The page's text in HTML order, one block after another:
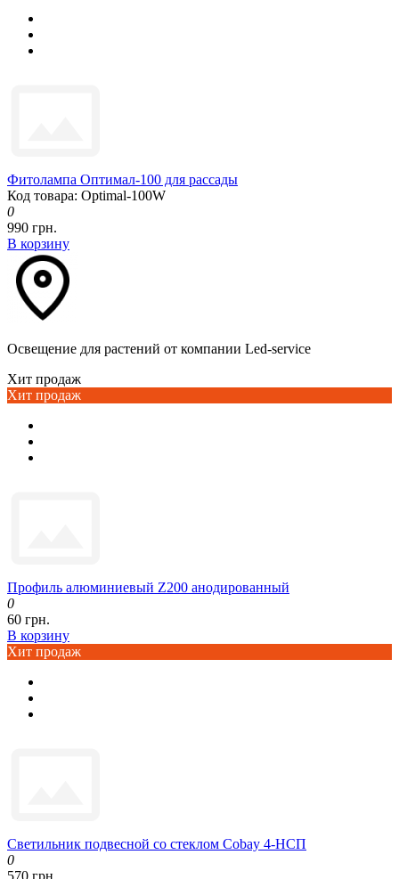
Фитолампа Оптимал-100 для рассады
Код товара: Optimal-100W
0
990 грн.
В корзину
Освещение для растений от компании Led-service
Хит продаж
Хит продаж
Профиль алюминиевый Z200 анодированный
0
60 грн.
В корзину
Хит продаж
Светильник подвесной со стеклом Cobay 4-НСП
0
570 грн.